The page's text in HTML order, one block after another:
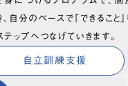
、自分のペースで「できること
テップへつなげていきます。
自立訓練支援